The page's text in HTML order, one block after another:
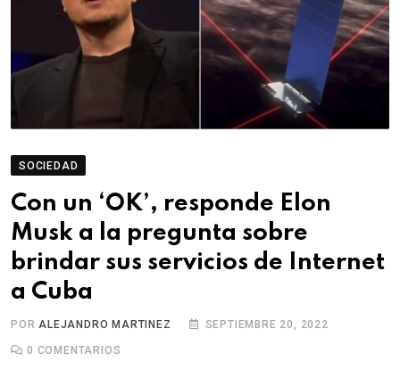
SOCIEDAD
Con un ‘OK’, responde Elon
Musk a la pregunta sobre
brindar sus servicios de Internet
a Cuba
PORALEJANDRO MARTINEZ SEPTIEMBRE 20, 2022
0 COMENTARIOS